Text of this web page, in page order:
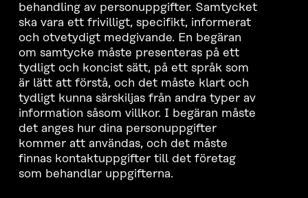
behandling av personuppgifter. Samtycket
ska vara ett frivilligt, specifikt, informerat
och otvetydigt medgivande. En begäran
om samtycke måste presenteras på ett
tydligt och koncist sätt, på ett språk som
är lätt att förstå, och det måste klart och
tydligt kunna särskiljas från andra typer av
information såsom villkor. I begäran måste
det anges hur dina personuppgifter
kommer att användas, och det måste
finnas kontaktuppgifter till det företag
som behandlar uppgifterna.